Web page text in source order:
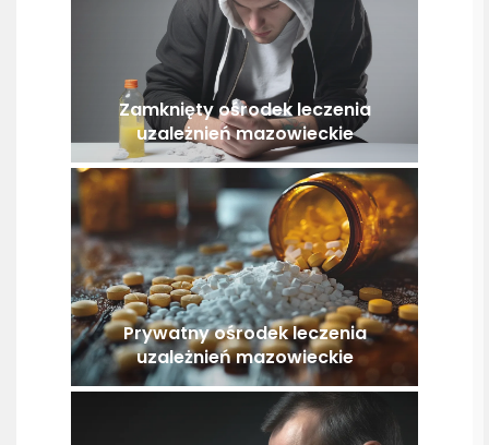
Zamknięty ośrodek leczenia
uzależnień mazowieckie
Prywatny ośrodek leczenia
uzależnień mazowieckie